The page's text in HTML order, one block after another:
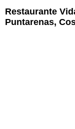
Restaurante
Puntarenas,